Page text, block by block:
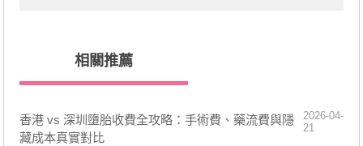
相關推薦
香港 vs 深圳墮胎收費全攻略：手術費、藥流費與隱
藏成本真實對比
2026-04-
21